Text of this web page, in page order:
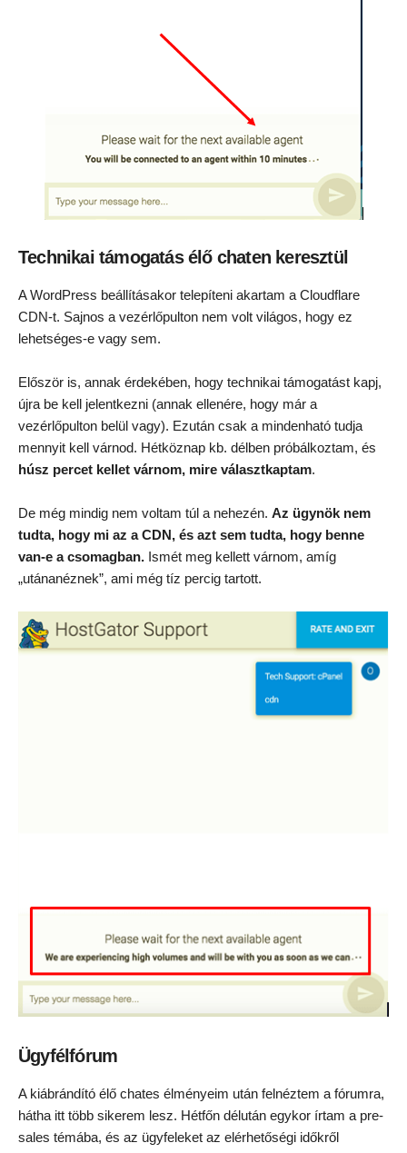
Technikai támogatás élő chaten keresztül
A WordPress beállításakor telepíteni akartam a Cloudflare
CDN-t. Sajnos a vezérlőpulton nem volt világos, hogy ez
lehetséges-e vagy sem.
Először is, annak érdekében, hogy technikai támogatást kapj,
újra be kell jelentkezni (annak ellenére, hogy már a
vezérlőpulton belül vagy). Ezután csak a mindenható tudja
mennyit kell várnod. Hétköznap kb. délben próbálkoztam, és
húsz percet kellet várnom, mire választkaptam.
De még mindig nem voltam túl a nehezén. Az ügynök nem
tudta, hogy mi az a CDN, és azt sem tudta, hogy benne
van-e a csomagban. Ismét meg kellett várnom, amíg
„utánanéznek”, ami még tíz percig tartott.
Ügyfélfórum
A kiábrándító élő chates élményeim után felnéztem a fórumra,
hátha itt több sikerem lesz. Hétfőn délután egykor írtam a pre-
sales témába, és az ügyfeleket az elérhetőségi időkről